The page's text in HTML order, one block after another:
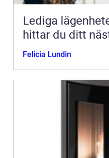
Lediga
hittar du ditt
Felicia Lundin